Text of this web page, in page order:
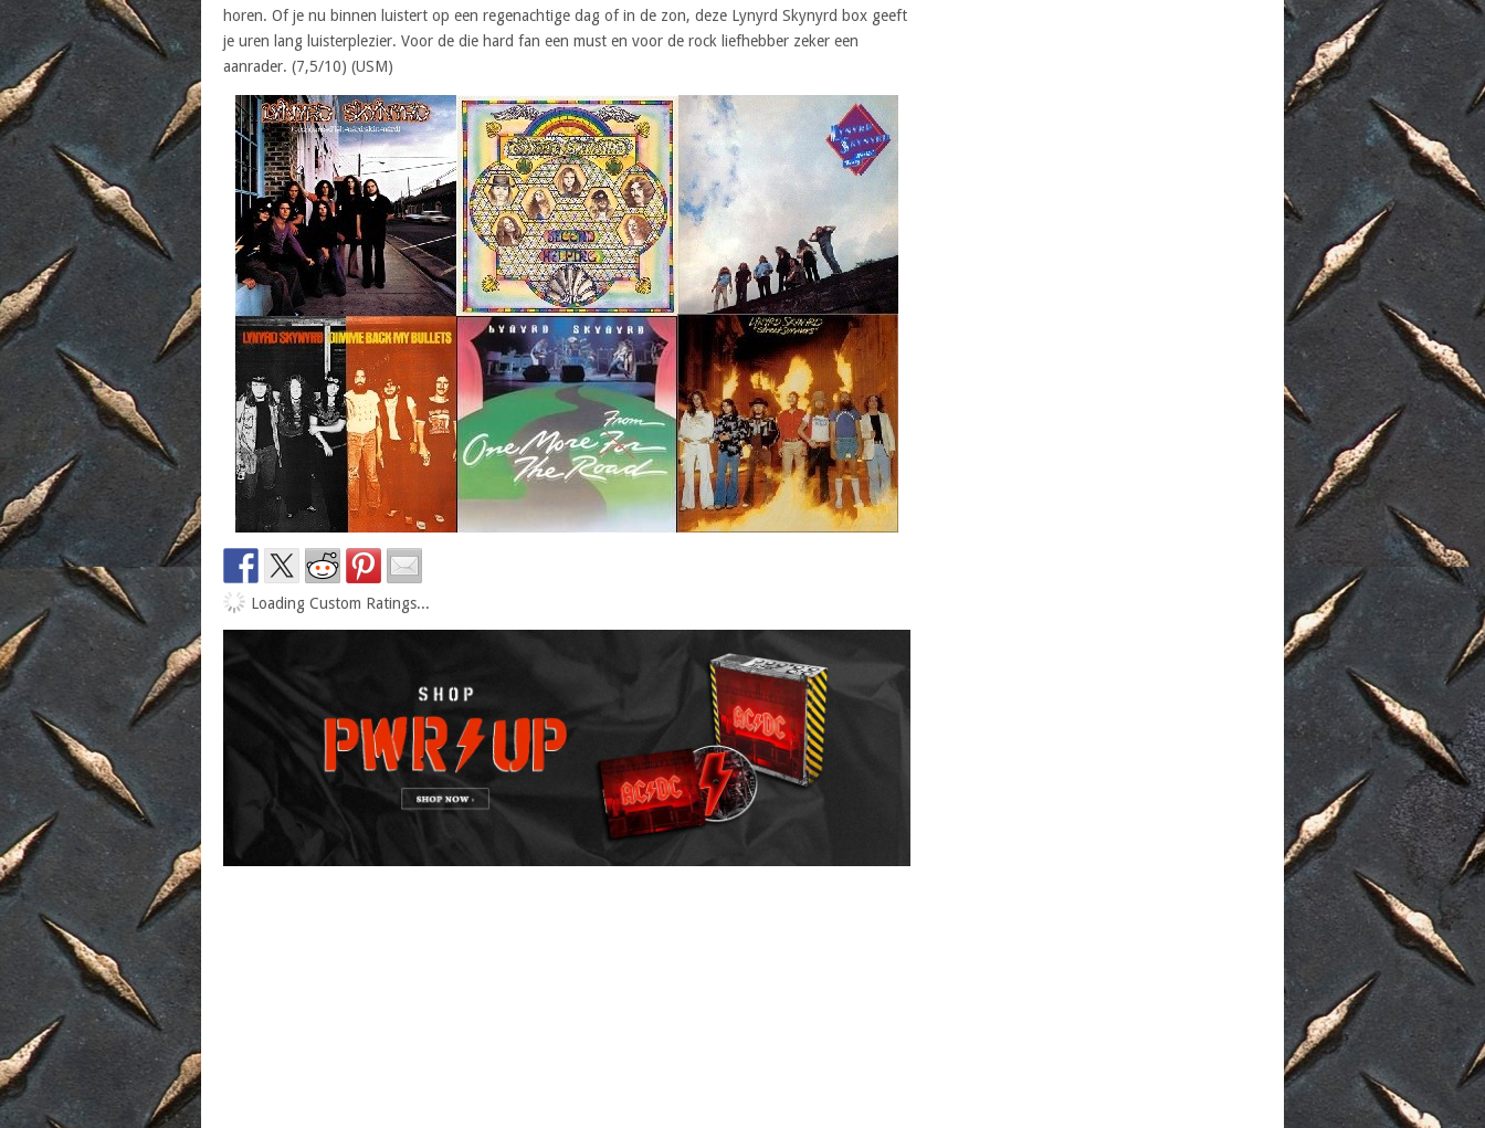
horen. Of je nu binnen luistert op een regenachtige dag of in de zon, deze Lynyrd Skynyrd box geeft
je uren lang luisterplezier. Voor de die hard fan een must en voor de rock liefhebber zeker een
aanrader. (7,5/10) (USM)
Loading Custom Ratings...